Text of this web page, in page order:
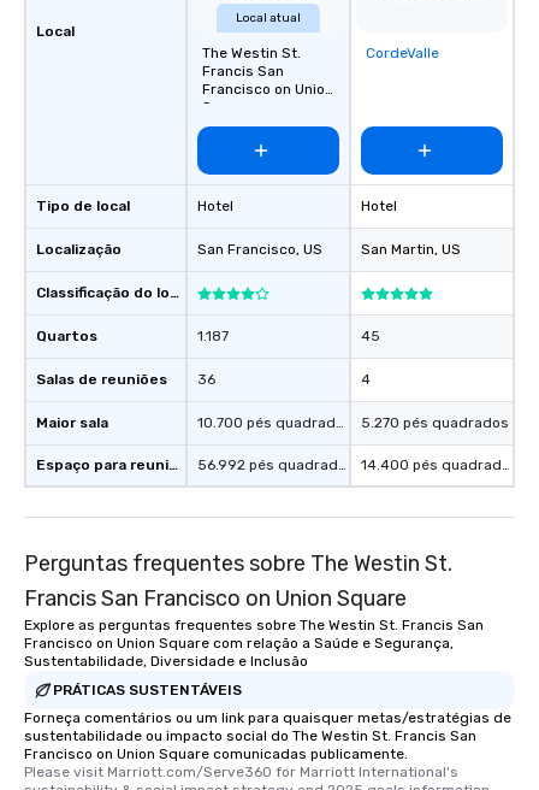
to gather and dine
are special, from the
last. It’s an
will reminisce about
leave. Location, Location, Location
experience is
restaurants are within
networking
heading to the next
itinerary. You Get a Dinner and a Show
Our tours offer an
entertainment. All
who leads the group
offering engaging
fascinating stories.
interactive
Different Types of
experiences offer the
several renowned
Local
Tipo de local
Localização
Classificação do local
Quartos
Salas de reuniões
Maior sala
Espaço para reuniões
Local atual
The Westin St.
Francis San
Francisco on Union
Square
Hotel
San Francisco, US
1.187
36
10.700 pés quadrados
56.992 pés quadrados
Removed from
CordeValle
Hotel
San Martin, US
45
4
5.270 pés quadrados
14.400 pés quadrados
Perguntas frequentes sobre The Westin St.
Francis San Francisco on Union Square
Explore as perguntas frequentes sobre The Westin St. Francis San
Francisco on Union Square com relação a Saúde e Segurança,
Sustentabilidade, Diversidade e Inclusão
PRÁTICAS SUSTENTÁVEIS
Forneça comentários ou um link para quaisquer metas/estratégias de
sustentabilidade ou impacto social do The Westin St. Francis San
Francisco on Union Square comunicadas publicamente.
Please visit Marriott.com/Serve360 for Marriott International's